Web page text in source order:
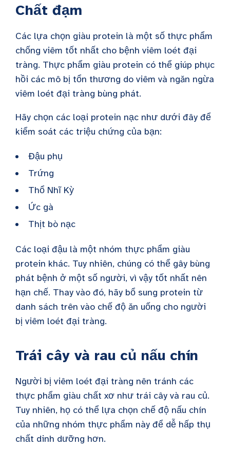
Chất đạm
Các lựa chọn giàu protein là một số thực phẩm
chống viêm tốt nhất cho bệnh viêm loét đại
tràng. Thực phẩm giàu protein có thể giúp phục
hồi các mô bị tổn thương do viêm và ngăn ngừa
viêm loét đại tràng bùng phát.
Hãy chọn các loại protein nạc như dưới đây để
kiểm soát các triệu chứng của bạn:
Đậu phụ
Trứng
Thổ Nhĩ Kỳ
Ức gà
Thịt bò nạc
Các loại đậu là một nhóm thực phẩm giàu
protein khác. Tuy nhiên, chúng có thể gây bùng
phát bệnh ở một số người, vì vậy tốt nhất nên
hạn chế. Thay vào đó, hãy bổ sung protein từ
danh sách trên vào chế độ ăn uống cho người
bị viêm loét đại tràng.
Trái cây và rau củ nấu chín
Người bị viêm loét đại tràng nên tránh các
thực phẩm giàu chất xơ như trái cây và rau củ.
Tuy nhiên, họ có thể lựa chọn chế độ nấu chín
của những nhóm thực phẩm này để dễ hấp thụ
chất dinh dưỡng hơn.